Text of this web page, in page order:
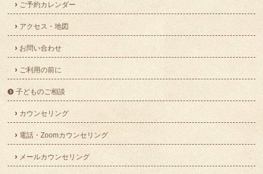
ご予約カレンダー
アクセス・地図
お問い合わせ
ご利用の前に
子どものご相談
カウンセリング
電話・Zoomカウンセリング
メールカウンセリング